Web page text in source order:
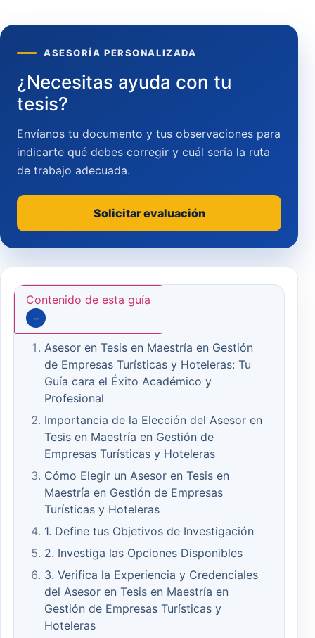
Contenido de esta guía
−
Asesor en Tesis en Maestría en Gestión
de Empresas Turísticas y Hoteleras: Tu
Guía cara el Éxito Académico y
Profesional
Importancia de la Elección del Asesor en
Tesis en Maestría en Gestión de
Empresas Turísticas y Hoteleras
Cómo Elegir un Asesor en Tesis en
Maestría en Gestión de Empresas
Turísticas y Hoteleras
1. Define tus Objetivos de Investigación
2. Investiga las Opciones Disponibles
3. Verifica la Experiencia y Credenciales
del Asesor en Tesis en Maestría en
Gestión de Empresas Turísticas y
Hoteleras
ASESORÍA PERSONALIZADA
¿Necesitas ayuda con tu
tesis?
Envíanos tu documento y tus observaciones para
indicarte qué debes corregir y cuál sería la ruta
de trabajo adecuada.
Solicitar evaluación